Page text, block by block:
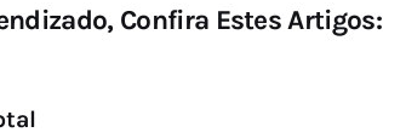
Confira Estes Artigos: